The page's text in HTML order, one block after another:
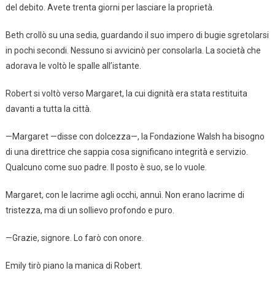
del debito. Avete trenta giorni per lasciare la proprietà.
Beth crollò su una sedia, guardando il suo impero di bugie sgretolarsi
in pochi secondi. Nessuno si avvicinò per consolarla. La società che
adorava le voltò le spalle all’istante.
Robert si voltò verso Margaret, la cui dignità era stata restituita
davanti a tutta la città.
—Margaret —disse con dolcezza—, la Fondazione Walsh ha bisogno
di una direttrice che sappia cosa significano integrità e servizio.
Qualcuno come suo padre. Il posto è suo, se lo vuole.
Margaret, con le lacrime agli occhi, annuì. Non erano lacrime di
tristezza, ma di un sollievo profondo e puro.
—Grazie, signore. Lo farò con onore.
Emily tirò piano la manica di Robert.